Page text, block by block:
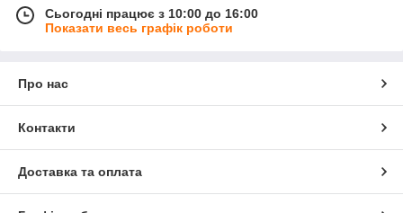
Сьогодні працює з 10:00 до 16:00
Показати весь графік роботи
Про нас
Контакти
Доставка та оплата